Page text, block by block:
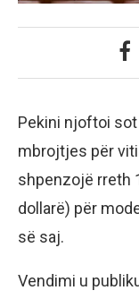
Pekini njoftoi
mbrojtjes për
shpenzojë rreth
dollarë) për
së saj.
Vendimi u